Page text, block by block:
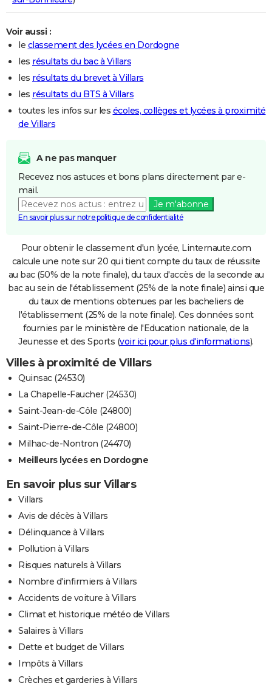
Voir aussi :
le classement des lycées en Dordogne
les résultats du bac à Villars
les résultats du brevet à Villars
les résultats du BTS à Villars
toutes les infos sur les écoles, collèges et lycées à proximité
de Villars
A ne pas manquer
Recevez nos astuces et bons plans directement par e-
mail.
Je m'abonne
En savoir plus sur notre politique de confidentialité
Pour obtenir le classement d'un lycée, Linternaute.com
calcule une note sur 20 qui tient compte du taux de réussite
au bac (50% de la note finale), du taux d'accès de la seconde au
bac au sein de l'établissement (25% de la note finale) ainsi que
du taux de mentions obtenues par les bacheliers de
l'établissement (25% de la note finale). Ces données sont
fournies par le ministère de l'Education nationale, de la
Jeunesse et des Sports (voir ici pour plus d'informations).
Villes à proximité de Villars
Quinsac (24530)
La Chapelle-Faucher (24530)
Saint-Jean-de-Côle (24800)
Saint-Pierre-de-Côle (24800)
Milhac-de-Nontron (24470)
Meilleurs lycées en Dordogne
En savoir plus sur Villars
Villars
Avis de décès à Villars
Délinquance à Villars
Pollution à Villars
Risques naturels à Villars
Nombre d'infirmiers à Villars
Accidents de voiture à Villars
Climat et historique météo de Villars
Salaires à Villars
Dette et budget de Villars
Impôts à Villars
Crèches et garderies à Villars